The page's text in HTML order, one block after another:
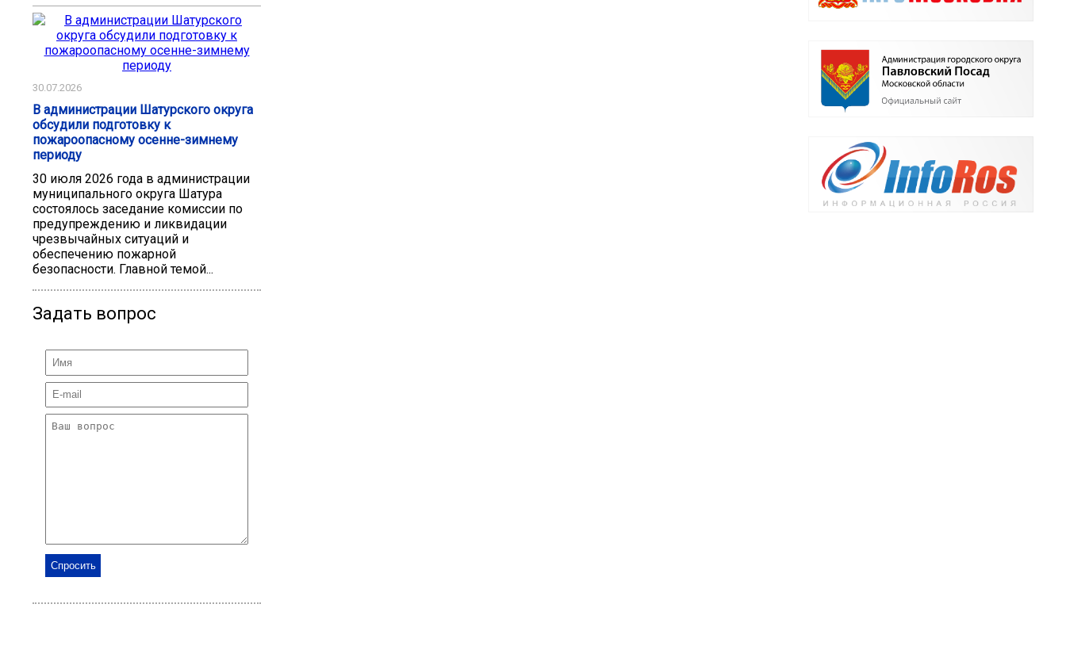
30.07.2026
В администрации Шатурского округа
обсудили подготовку к
пожароопасному осенне-зимнему
периоду
30 июля 2026 года в администрации
муниципального округа Шатура
состоялось заседание комиссии по
предупреждению и ликвидации
чрезвычайных ситуаций и
обеспечению пожарной
безопасности. Главной темой...
Задать вопрос